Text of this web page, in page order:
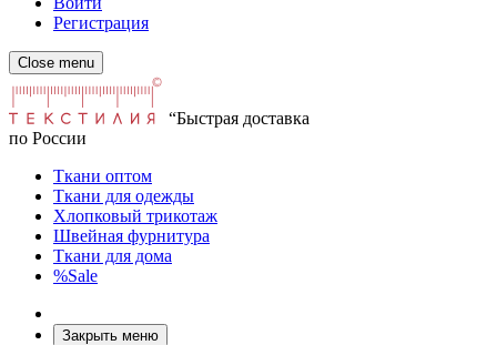
Регистрация
Close menu
“Быстрая доставка
по России
Ткани оптом
Ткани для одежды
Хлопковый трикотаж
Швейная фурнитура
Ткани для дома
%Sale
Закрыть меню